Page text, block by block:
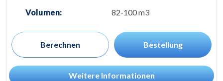
Volumen: 82-100 m3
Berechnen Bestellung
Weitere Informationen